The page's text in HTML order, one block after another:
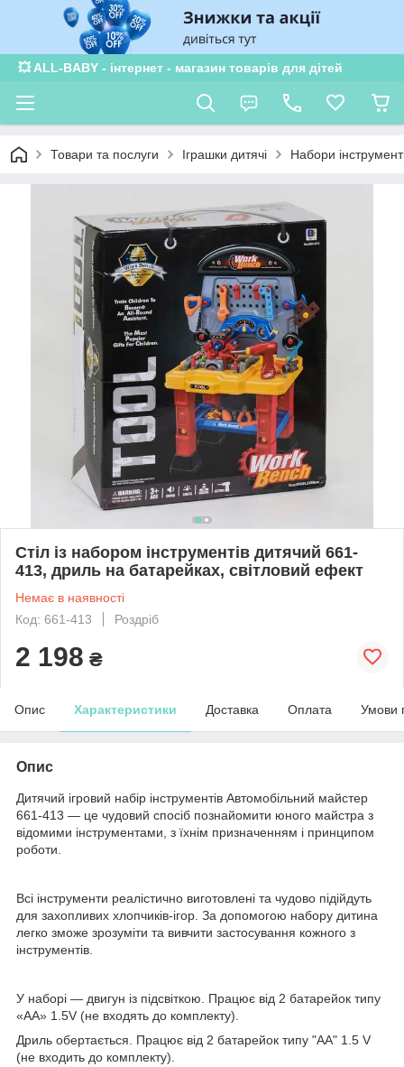
💥 ALL-BABY - інтернет - магазин товарів для дітей
Товари та послуги Іграшки дитячі Набори
Стіл із набором інструментів дитячий 661-
413, дриль на батарейках, світловий ефект
Немає в наявності
Код: 661-413
Роздріб
2 198 ₴
Опис Характеристики Доставка Оплата Умови
Опис
Дитячий ігровий набір інструментів Автомобільний майстер
661-413 — це чудовий спосіб познайомити юного майстра з
відомими інструментами, з їхнім призначенням і принципом
роботи.
Всі інструменти реалістично виготовлені та чудово підійдуть
для захопливих хлопчиків-ігор. За допомогою набору дитина
легко зможе зрозуміти та вивчити застосування кожного з
інструментів.
У наборі — двигун із підсвіткою. Працює від 2 батарейок типу
«АА» 1.5V (не входять до комплекту).
Дриль обертається. Працює від 2 батарейок типу "АА" 1.5 V
(не входить до комплекту).